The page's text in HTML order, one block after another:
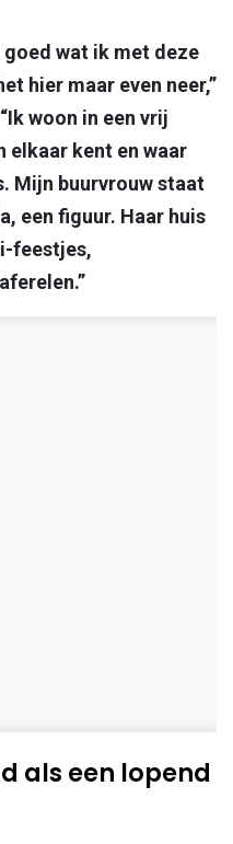
goed wat ik met deze
hier maar even neer,”
woon in een vrij
elkaar kent en waar
Mijn buurvrouw staat
een figuur. Haar huis
feestjes,
als een lopend